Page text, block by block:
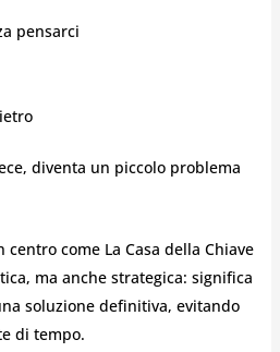
pensarci
diventa un piccolo problema
come La Casa della Chiave
ma anche strategica: significa
soluzione definitiva, evitando
di tempo.